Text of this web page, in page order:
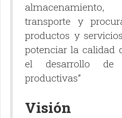
transporte y
productos y
potenciar la calidad
el desarrollo de
productivas”
Visión